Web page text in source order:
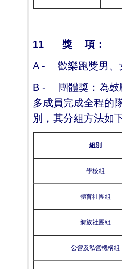
11 獎
項：
A - 歡樂跑獎男、
B - 團體獎：為鼓
多成員完成全程的
別，其分組方法如
組別
學校組
體育社團組
鄉族社團組
公營及私營機構組